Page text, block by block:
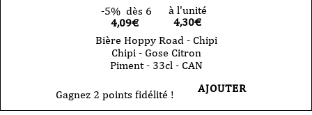
-5% dès 6
4,09€
à l'unité
4,30€
Bière Hoppy Road - Chipi
Chipi - Gose Citron
Piment - 33cl - CAN
Gagnez 2 points fidélité ! AJOUTER